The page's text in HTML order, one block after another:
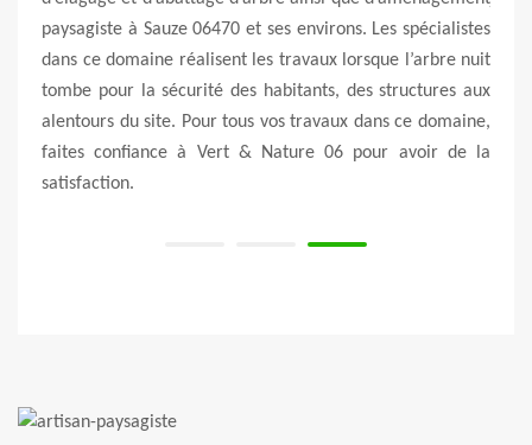
paysagiste à Sauze 06470 et ses environs. Les spécialistes
dans ce domaine réalisent les travaux lorsque l’arbre nuit
tombe pour la sécurité des habitants, des structures aux
alentours du site. Pour tous vos travaux dans ce domaine,
faites confiance à Vert & Nature 06 pour avoir de la
satisfaction.